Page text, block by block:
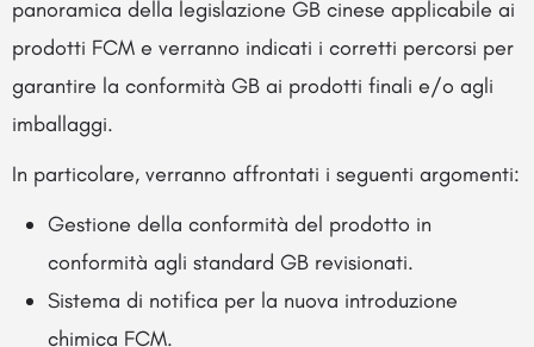
panoramica della legislazione GB cinese applicabile ai
prodotti FCM e verranno indicati i corretti percorsi per
garantire la conformità GB ai prodotti finali e/o agli
imballaggi.
In particolare, verranno affrontati i seguenti argomenti:
Gestione della conformità del prodotto in
conformità agli standard GB revisionati.
Sistema di notifica per la nuova introduzione
chimica FCM.